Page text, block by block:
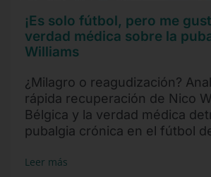
¡Es solo fútbol, pero me
verdad médica sobre la
Williams
¿Milagro o reagudización?
rápida recuperación de Nico
Bélgica y la verdad médica
pubalgia crónica en el fútbol
Leer más